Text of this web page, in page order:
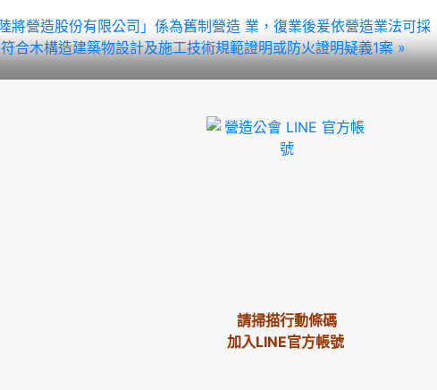
將營造股份有限公司」係為舊制營造 業，復業後爰依營造業法可
合木構造建築物設計及施工技術規範證明或防火證明疑義1案 »
請掃描行動條碼
加入LINE官方帳號